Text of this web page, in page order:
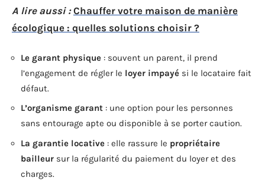
A lire aussi : Chauffer votre maison de manière
écologique : quelles solutions choisir ?
Le garant physique : souvent un parent, il prend
l’engagement de régler le loyer impayé si le locataire fait
défaut.
L’organisme garant : une option pour les personnes
sans entourage apte ou disponible à se porter caution.
La garantie locative : elle rassure le propriétaire
bailleur sur la régularité du paiement du loyer et des
charges.